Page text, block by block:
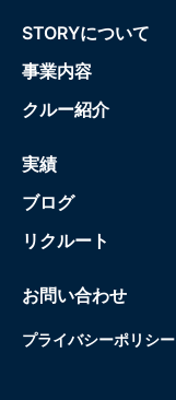
STORYについて
事業内容
クルー紹介
実績
ブログ
リクルート
お問い合わせ
プライバシーポリシー